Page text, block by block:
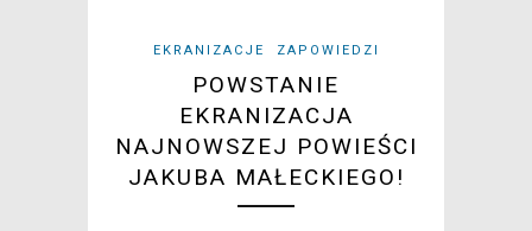
EKRANIZACJE ZAPOWIEDZI
POWSTANIE
EKRANIZACJA
NAJNOWSZEJ POWIEŚCI
JAKUBA MAŁECKIEGO!